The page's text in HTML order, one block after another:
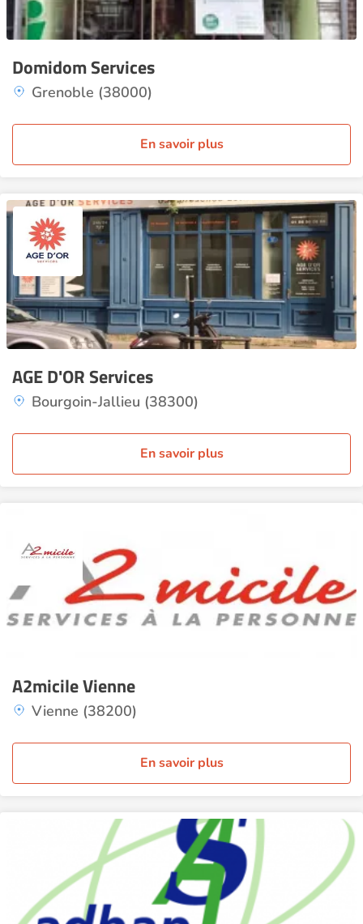
Domidom Services
Grenoble (38000)
En savoir plus
AGE D'OR Services
Bourgoin-Jallieu (38300)
En savoir plus
A2micile Vienne
Vienne (38200)
En savoir plus